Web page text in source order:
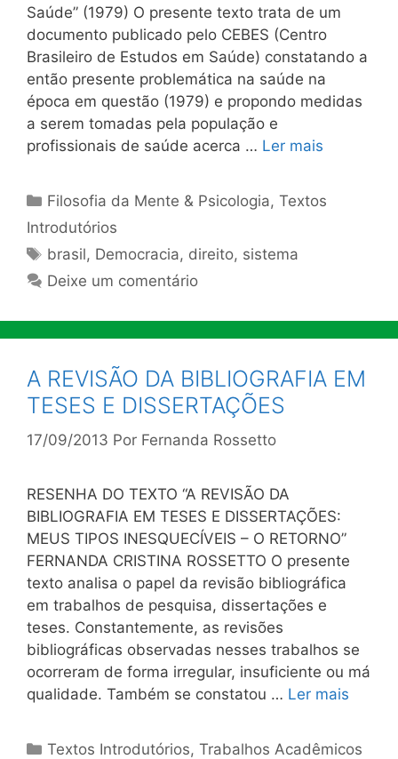
Saúde” (1979) O presente texto trata de um
documento publicado pelo CEBES (Centro
Brasileiro de Estudos em Saúde) constatando a
então presente problemática na saúde na
época em questão (1979) e propondo medidas
a serem tomadas pela população e
profissionais de saúde acerca … Ler mais
Categorias
Filosofia da Mente & Psicologia,Textos
Introdutórios
Tags
brasil, Democracia, direito, sistema
Deixe um comentário
A REVISÃO DA BIBLIOGRAFIA EM
TESES E DISSERTAÇÕES
17/09/2013 Por Fernanda Rossetto
RESENHA DO TEXTO “A REVISÃO DA
BIBLIOGRAFIA EM TESES E DISSERTAÇÕES:
MEUS TIPOS INESQUECÍVEIS – O RETORNO”
FERNANDA CRISTINA ROSSETTO O presente
texto analisa o papel da revisão bibliográfica
em trabalhos de pesquisa, dissertações e
teses. Constantemente, as revisões
bibliográficas observadas nesses trabalhos se
ocorreram de forma irregular, insuficiente ou má
qualidade. Também se constatou … Ler mais
Categorias
Textos Introdutórios,Trabalhos Acadêmicos